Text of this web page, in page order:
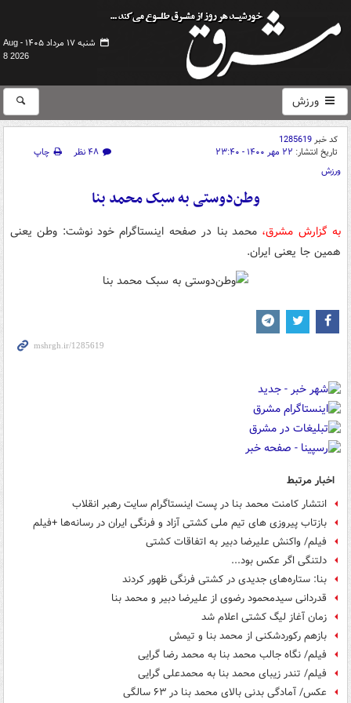
شنبه ۱۷ مرداد ۱۴۰۵ -
Aug
8 2026
ورزش
کد خبر1285619
تاریخ انتشار: ۲۲ مهر ۱۴۰۰ - ۲۳:۴۰ ۴۸ نظر
چاپ
ورزش
وطن‌دوستی به سبک محمد بنا
به گزارش مشرق، محمد بنا در صفحه اینستاگرام خود نوشت: وطن یعنی
همین جا یعنی ایران.
اخبار مرتبط
انتشار کامنت محمد بنا در پست اینستاگرام سایت رهبر انقلاب
بازتاب پیروزی های تیم ملی کشتی آزاد و فرنگی ایران در رسانه‌ها +فیلم
فیلم/ واکنش علیرضا دبیر به اتفاقات کشتی
دلتنگی اگر عکس بود...
بنا: ستاره‌های جدیدی در کشتی فرنگی ظهور کردند
قدردانی سیدمحمود رضوی از علیرضا دبیر و محمد بنا
زمان آغاز لیگ کشتی اعلام شد
بازهم رکوردشکنی از محمد بنا و تیمش
فیلم/ نگاه جالب محمد بنا به محمد رضا گرایی
فیلم/ تندر زیبای محمد بنا به محمدعلی گرایی
عکس/ آمادگی بدنی بالای محمد بنا در ۶۳ سالگی